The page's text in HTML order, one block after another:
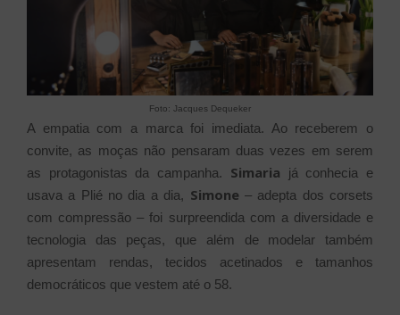
Foto: Jacques Dequeker
A empatia com a marca foi imediata. Ao receberem o
convite, as moças não pensaram duas vezes em serem
as protagonistas da campanha. Simaria já conhecia e
usava a Plié no dia a dia, Simone – adepta dos corsets
com compressão – foi surpreendida com a diversidade e
tecnologia das peças, que além de modelar também
apresentam rendas, tecidos acetinados e tamanhos
democráticos que vestem até o 58.